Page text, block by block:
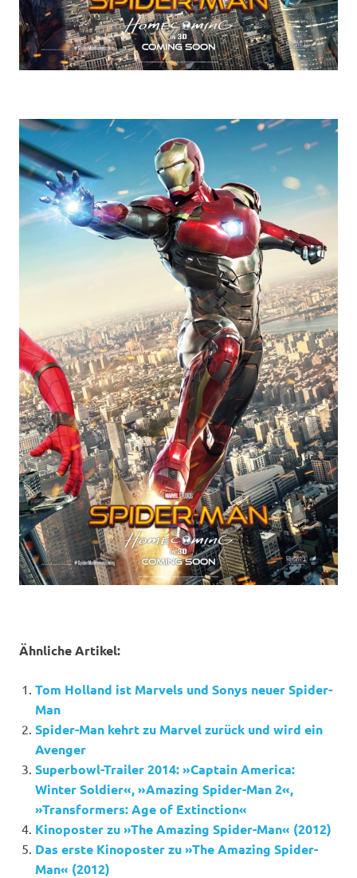
Ähnliche Artikel:
Tom Holland ist Marvels und Sonys neuer Spider-
Man
Spider-Man kehrt zu Marvel zurück und wird ein
Avenger
Superbowl-Trailer 2014: »Captain America:
Winter Soldier«, »Amazing Spider-Man 2«,
»Transformers: Age of Extinction«
Kinoposter zu »The Amazing Spider-Man« (2012)
Das erste Kinoposter zu »The Amazing Spider-
Man« (2012)